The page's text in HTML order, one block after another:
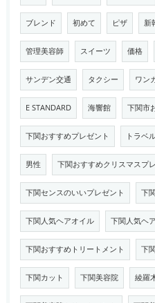
ブレンド 初めて ピザ 新
管理美容師 スイーツ 価格
サンデン交通 タクシー ワン
E STANDARD 海響館 下関市
下関おすすめプレゼント トラベ
男性 下関おすすめクリスマスプ
下関センスのいいプレゼント 下
下関人気ヘアオイル 下関人気ヘ
下関おすすめトリートメント 下
下関カット 下関美容院 綾羅